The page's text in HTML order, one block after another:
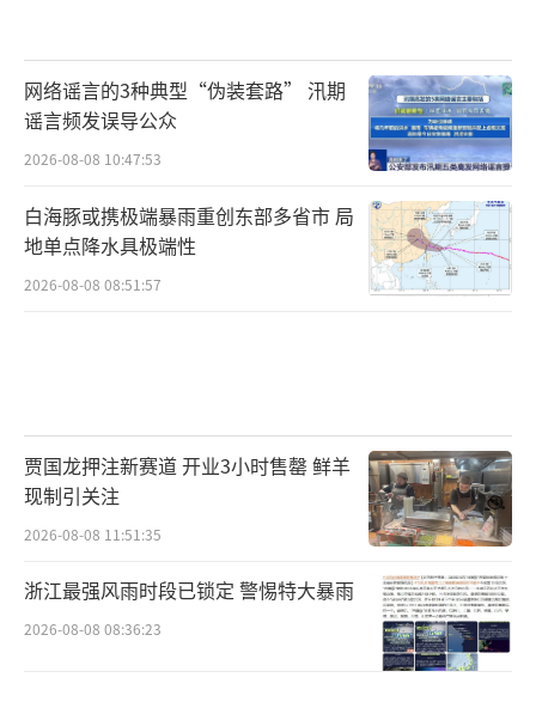
网络谣言的3种典型“伪装套路” 汛期
谣言频发误导公众
2026-08-08 10:47:53
白海豚或携极端暴雨重创东部多省市 局
地单点降水具极端性
2026-08-08 08:51:57
贾国龙押注新赛道 开业3小时售罄 鲜羊
现制引关注
2026-08-08 11:51:35
浙江最强风雨时段已锁定 警惕特大暴雨
2026-08-08 08:36:23